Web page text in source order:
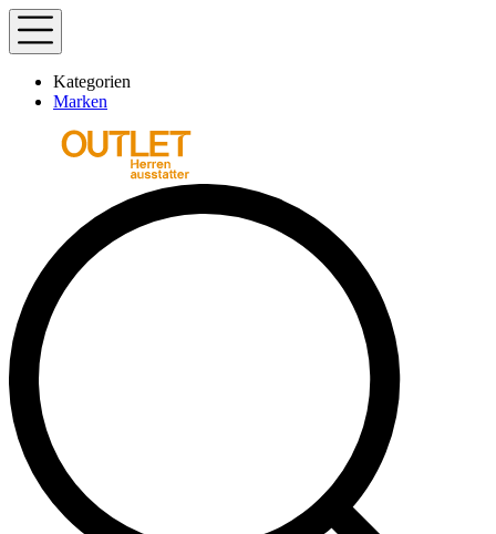
Kategorien
Marken